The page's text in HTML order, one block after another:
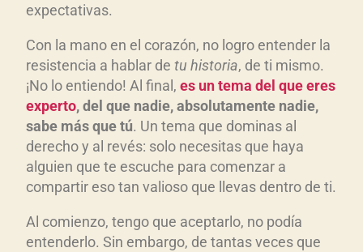
expectativas.
Con la mano en el corazón, no logro entender la
resistencia a hablar de tu historia, de ti mismo.
¡No lo entiendo! Al final, es un tema del que eres
experto, del que nadie, absolutamente nadie,
sabe más que tú. Un tema que dominas al
derecho y al revés: solo necesitas que haya
alguien que te escuche para comenzar a
compartir eso tan valioso que llevas dentro de ti.
Al comienzo, tengo que aceptarlo, no podía
entenderlo. Sin embargo, de tantas veces que